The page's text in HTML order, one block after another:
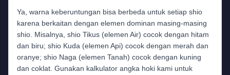
Ya, warna keberuntungan bisa berbeda untuk setiap shio
karena berkaitan dengan elemen dominan masing-masing
shio. Misalnya, shio Tikus (elemen Air) cocok dengan hitam
dan biru; shio Kuda (elemen Api) cocok dengan merah dan
oranye; shio Naga (elemen Tanah) cocok dengan kuning
dan coklat. Gunakan kalkulator angka hoki kami untuk